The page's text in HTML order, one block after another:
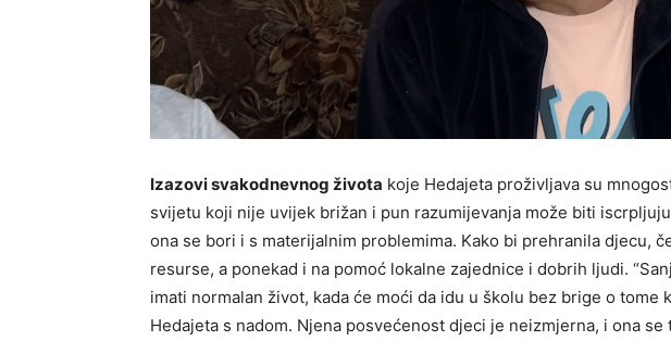
Izazovi svakodnevnog života koje Hedajeta proživljava su
svijetu koji nije uvijek brižan i pun razumijevanja može biti
ona se bori i s materijalnim problemima. Kako bi prehranila djecu,
resurse, a ponekad i na pomoć lokalne zajednice i dobrih ljudi.
imati normalan život, kada će moći da idu u školu bez brige o tome
Hedajeta s nadom. Njena posvećenost djeci je neizmjerna, i ona